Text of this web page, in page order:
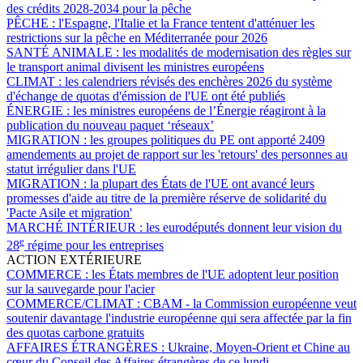
des crédits 2028-2034 pour la pêche
PÊCHE : l'Espagne, l'Italie et la France tentent d'atténuer les
restrictions sur la pêche en Méditerranée pour 2026
SANTÉ ANIMALE : les modalités de modernisation des règles sur
le transport animal divisent les ministres européens
CLIMAT : les calendriers révisés des enchères 2026 du système
d'échange de quotas d'émission de l'UE ont été publiés
ÉNERGIE : les ministres européens de l’Énergie réagiront à la
publication du nouveau paquet ‘réseaux’
MIGRATION : les groupes politiques du PE ont apporté 2409
amendements au projet de rapport sur les 'retours' des personnes au
statut irrégulier dans l'UE
MIGRATION : la plupart des États de l'UE ont avancé leurs
promesses d'aide au titre de la première réserve de solidarité du
'Pacte Asile et migration'
MARCHÉ INTÉRIEUR : les eurodéputés donnent leur vision du
28e régime pour les entreprises
ACTION EXTÉRIEURE
COMMERCE : les États membres de l'UE adoptent leur position
sur la sauvegarde pour l'acier
COMMERCE/CLIMAT : CBAM - la Commission européenne veut
soutenir davantage l'industrie européenne qui sera affectée par la fin
des quotas carbone gratuits
AFFAIRES ÉTRANGÈRES : Ukraine, Moyen-Orient et Chine au